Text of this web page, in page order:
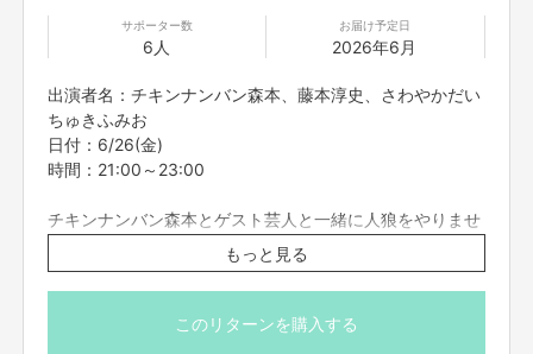
【返品期限】
不良品、発送品間違いの場合は無料で交換させていただきます。到着日から
7日以内に上記問い合わせ先へご連絡ください。それ以上経過しますと返品
ル・返品・交換はお受けできません。
【返品送料】
不良品、発送商品間違いの場合、着払いにて対応いたします。
サポーター数
6人
お届け予定日
2026年6月
出演者名：チキンナンバン森本、藤本淳史、さわやかだい
ちゅきふみお
日付：6/26(金)
時間：21:00～23:00
チキンナンバン森本とゲスト芸人と一緒に人狼をやりませ
んか？
今回のゲストプレイヤーは藤本淳史！13人村に森本、藤本
が入るので参加は11枠です。基本的には1戦となります。
ゲームの進行次第では終了時間が23時を越える可能性があ
もっと見る
このリターンを購入する